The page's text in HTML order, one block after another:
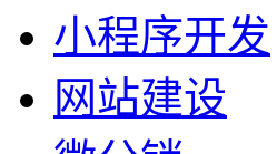
小程序开发
网站建设